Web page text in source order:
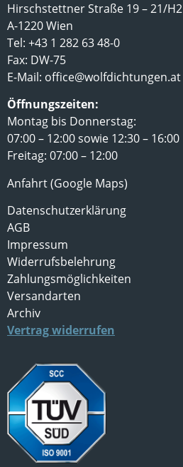
Hirschstettner Straße 19 – 21/H2
A-1220 Wien
Tel: +43 1 282 63 48-0
Fax: DW-75
E-Mail: office@wolfdichtungen.at
Öffnungszeiten:
Montag bis Donnerstag:
07:00 – 12:00 sowie 12:30 – 16:00
Freitag: 07:00 – 12:00
Anfahrt (Google Maps)
Datenschutzerklärung
AGB
Impressum
Widerrufsbelehrung
Zahlungsmöglichkeiten
Versandarten
Archiv
Vertrag widerrufen